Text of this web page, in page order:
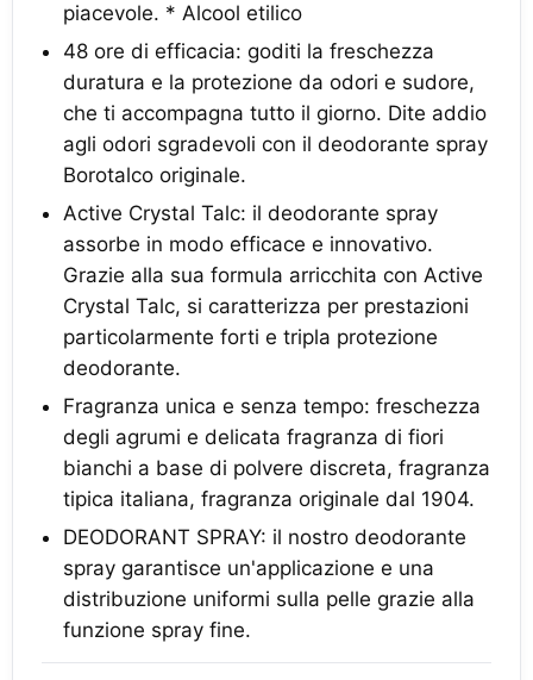
piacevole. * Alcool etilico
48 ore di efficacia: goditi la freschezza
duratura e la protezione da odori e sudore,
che ti accompagna tutto il giorno. Dite addio
agli odori sgradevoli con il deodorante spray
Borotalco originale.
Active Crystal Talc: il deodorante spray
assorbe in modo efficace e innovativo.
Grazie alla sua formula arricchita con Active
Crystal Talc, si caratterizza per prestazioni
particolarmente forti e tripla protezione
deodorante.
Fragranza unica e senza tempo: freschezza
degli agrumi e delicata fragranza di fiori
bianchi a base di polvere discreta, fragranza
tipica italiana, fragranza originale dal 1904.
DEODORANT SPRAY: il nostro deodorante
spray garantisce un'applicazione e una
distribuzione uniformi sulla pelle grazie alla
funzione spray fine.